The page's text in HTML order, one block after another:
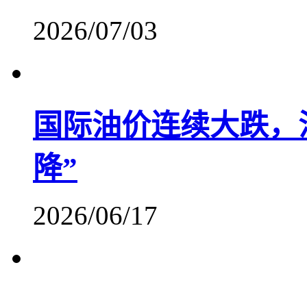
2026/07/03
国际油价连续大跌
降”
2026/06/17